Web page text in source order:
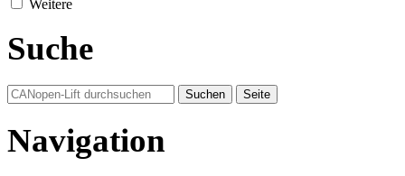
Weitere
Suche
Navigation